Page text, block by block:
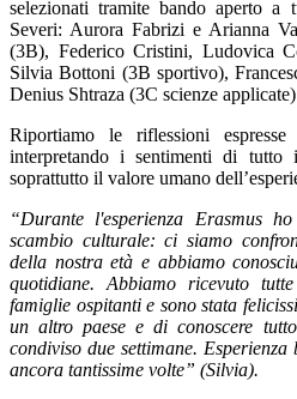
selezionati tramite bando aperto
Severi: Aurora Fabrizi e Arianna
(3B), Federico Cristini, Ludovica
Silvia Bottoni (3B sportivo),
Denius Shtraza (3C scienze
Riportiamo le riflessioni
interpretando i sentimenti di tutto
soprattutto il valore umano
“Durante l'esperienza Erasmus
scambio culturale: ci siamo
della nostra età e abbiamo
quotidiane. Abbiamo ricevuto
famiglie ospitanti e sono stata
un altro paese e di conoscere
condiviso due settimane.
ancora tantissime volte” (Silvia).